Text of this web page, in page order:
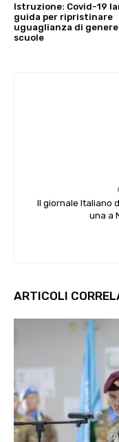
Istruzione: Covid-19
guida per ripristinare
uguaglianza di
scuole
Il giornale Italiano
una a
ARTICOLI